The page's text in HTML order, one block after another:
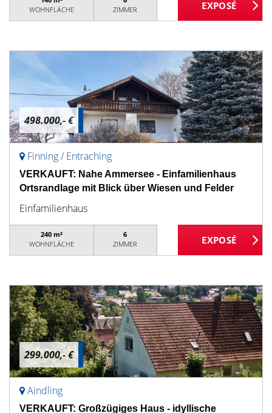
WOHNFLÄCHE
ZIMMER
498.000,- €
Finning / Entraching
VERKAUFT: Nahe Ammersee - Einfamilienhaus
Ortsrandlage mit Blick über Wiesen und Felder
Einfamilienhaus
240 m²
WOHNFLÄCHE
6
ZIMMER
299.000,- €
Aindling
VERKAUFT: Großzügiges Haus - idyllische